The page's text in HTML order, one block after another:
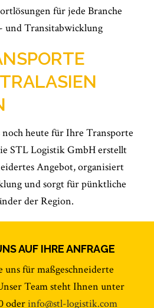
für jede Branche
und Transitabwicklung
heute für Ihre Transporte
STL Logistik GmbH erstellt
Angebot, organisiert
und sorgt für pünktliche
der Region.
AUF IHRE ANFRAGE
für maßgeschneiderte
Team steht Ihnen unter
oderinfo@stl-logistik.com